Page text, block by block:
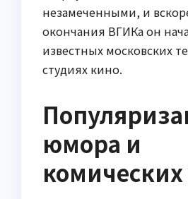
незамеченными, и
окончания ВГИКа он
известных московских
студиях кино.
юмора и